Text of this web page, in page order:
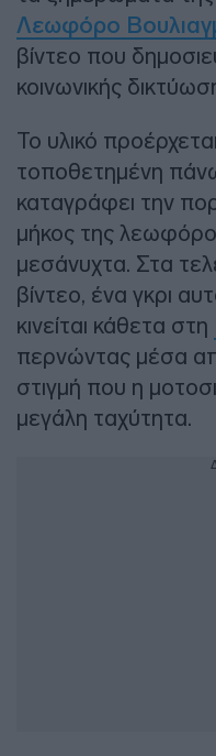
Λεωφόρο
βίντεο που
κοινωνικής
Το υλικό
τοποθετημένη
καταγράφει την
μήκος της
μεσάνυχτα. Στα
βίντεο, ένα γκρι
κινείται κάθετα στη
περνώντας μέσα
στιγμή που η
μεγάλη ταχύτητα.